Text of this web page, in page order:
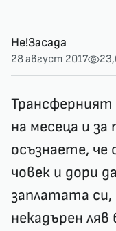
Не!Засада
28 август 2017
на месеца и
осъзнаете,
човек и дори
заплатата
некадърен ляв